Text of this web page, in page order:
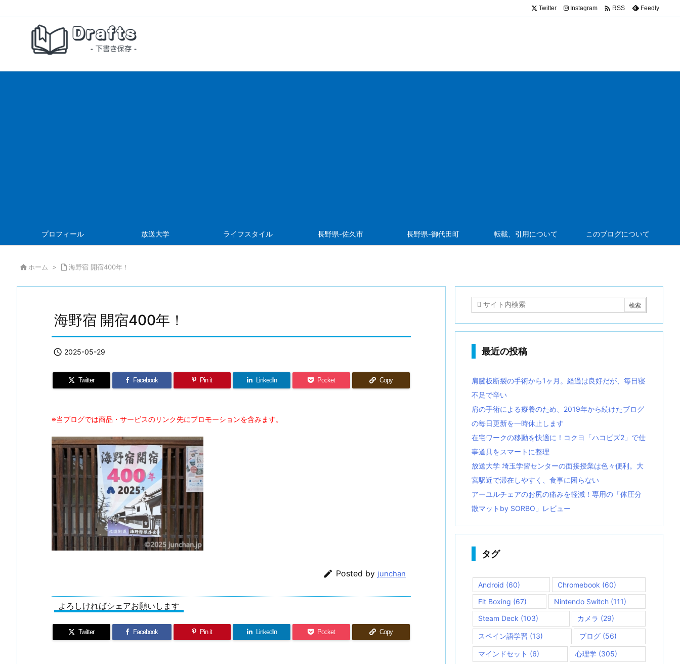
プロフィール 放送大学 ライフスタイル 長野県-佐久市 長野県-御代田町 転載、引用について このブログについて
Twitter Instagram  RSS Feedly
 ホーム >  海野宿 開宿400年！
海野宿 開宿400年！
 2025-05-29
Twitter Facebook Pin it LinkedIn Pocket Copy
※当ブログでは商品・サービスのリンク先にプロモーションを含みます。
 Posted by junchan
よろしければシェアお願いします
Twitter Facebook Pin it LinkedIn Pocket Copy
最近の投稿
肩腱板断裂の手術から1ヶ月。経過は良好だが、毎日寝
不足で辛い
肩の手術による療養のため、2019年から続けたブログ
の毎日更新を一時休止します
在宅ワークの移動を快適に！コクヨ「ハコビズ2」で仕
事道具をスマートに整理
放送大学 埼玉学習センターの面接授業は色々便利。大
宮駅近で滞在しやすく、食事に困らない
アーユルチェアのお尻の痛みを軽減！専用の「体圧分
散マットby SORBO」レビュー
タグ
Android (60) Chromebook (60)
Fit Boxing (67) Nintendo Switch(111)
Steam Deck (103) カメラ (29)
スペイン語学習 (13) ブログ (56)
マインドセット (6) 心理学 (305)